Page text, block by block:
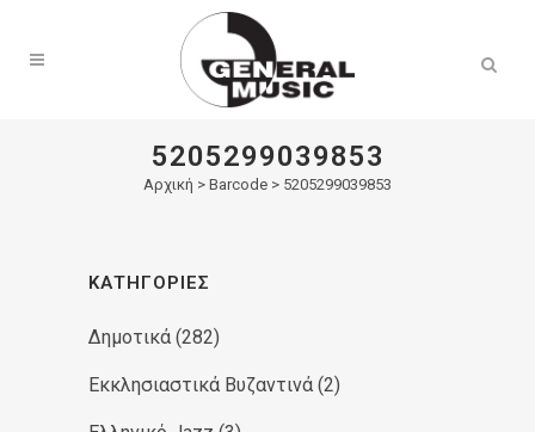
5205299039853
Αρχική > Barcode > 5205299039853
ΚΑΤΗΓΟΡΊΕΣ
Δημοτικά (282)
Εκκλησιαστικά Βυζαντινά (2)